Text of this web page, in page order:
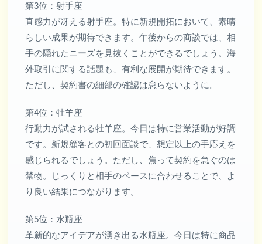
第3位：射手座
直感力が冴える射手座。特に新規開拓において、素晴
らしい成果が期待できます。午後からの商談では、相
手の隠れたニーズを見抜くことができるでしょう。海
外取引に関する話題も、有利な展開が期待できます。
ただし、契約書の細部の確認は怠らないように。
第4位：牡羊座
行動力が試される牡羊座。今日は特に営業活動が好調
です。新規顧客との初回面談で、想定以上の手応えを
感じられるでしょう。ただし、焦って契約を急ぐのは
禁物。じっくりと相手のペースに合わせることで、よ
り良い結果につながります。
第5位：水瓶座
革新的なアイデアが湧き出る水瓶座。今日は特に商品